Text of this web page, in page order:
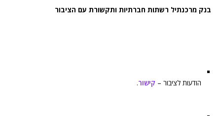
בנק מרכנתיל רשתות חברתיות ותקשורת עם הציבור
הודעות לציבור – קישור.